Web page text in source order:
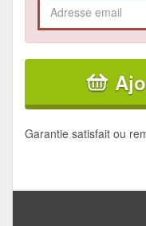
Garantie satisfait ou